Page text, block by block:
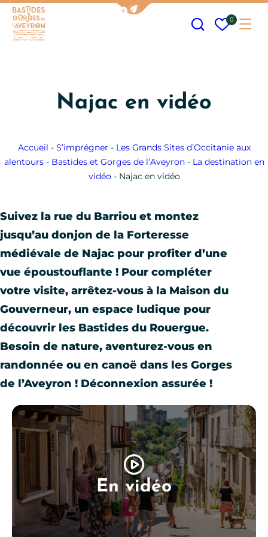
Afficher la barre de navigation
Mes
0
Najac en vidéo
Accueil - S’imprégner - Les Grands Sites d’Occitanie aux
alentours - Bastides et Gorges de l’Aveyron - La destination en
vidéo - Najac en vidéo
Suivez la rue du Barriou et montez
jusqu’au donjon de la Forteresse
médiévale de Najac pour profiter d’une
vue époustouflante ! Pour compléter
votre visite, arrêtez-vous à la Maison du
Gouverneur, un espace ludique pour
découvrir les Bastides du Rouergue.
Besoin de nature, aventurez-vous en
randonnée ou en canoë dans les Gorges
de l’Aveyron ! Déconnexion assurée !
En vidéo